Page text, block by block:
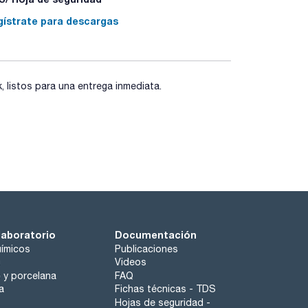
indefinido.
moderado y libre.
el estado del equipo.
para descargas
para una entrega inmediata.
y porcelana
Documentación
Publicaciones
Videos
FAQ
Fichas técnicas - TDS
Hojas de seguridad -